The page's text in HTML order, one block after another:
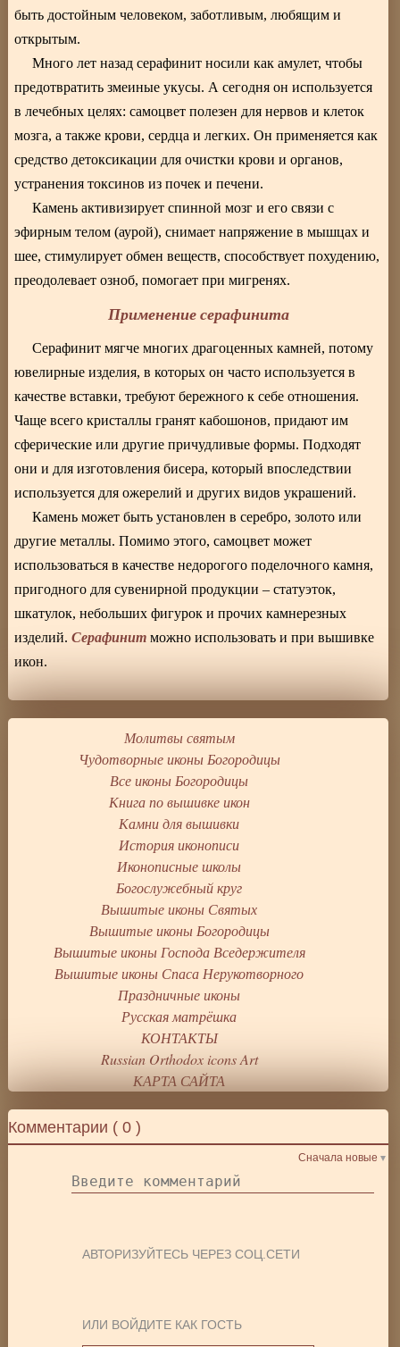
быть достойным человеком, заботливым, любящим и
открытым.
Много лет назад серафинит носили как амулет, чтобы
предотвратить змеиные укусы. А сегодня он используется
в лечебных целях: самоцвет полезен для нервов и клеток
мозга, а также крови, сердца и легких. Он применяется как
средство детоксикации для очистки крови и органов,
устранения токсинов из почек и печени.
Камень активизирует спинной мозг и его связи с
эфирным телом (аурой), снимает напряжение в мышцах и
шее, стимулирует обмен веществ, способствует похудению,
преодолевает озноб, помогает при мигренях.
Применение серафинита
Серафинит мягче многих драгоценных камней, потому
ювелирные изделия, в которых он часто используется в
качестве вставки, требуют бережного к себе отношения.
Чаще всего кристаллы гранят кабошонов, придают им
сферические или другие причудливые формы. Подходят
они и для изготовления бисера, который впоследствии
используется для ожерелий и других видов украшений.
Камень может быть установлен в серебро, золото или
другие металлы. Помимо этого, самоцвет может
использоваться в качестве недорогого поделочного камня,
пригодного для сувенирной продукции – статуэток,
шкатулок, небольших фигурок и прочих камнерезных
изделий.Серафинит можно использовать и при вышивке
икон.
Комментарии (0 )
Сначала новые
АВТОРИЗУЙТЕСЬ ЧЕРЕЗ СОЦ.СЕТИ
ИЛИ ВОЙДИТЕ КАК ГОСТЬ
Молитвы святым
Чудотворные иконы Богородицы
Все иконы Богородицы
Книга по вышивке икон
Камни для вышивки
История иконописи
Иконописные школы
Богослужебный круг
Вышитые иконы Святых
Вышитые иконы Богородицы
Вышитые иконы Господа Вседержителя
Вышитые иконы Спаса Нерукотворного
Праздничные иконы
Русская матрёшка
КОНТАКТЫ
Russian Orthodox icons Art
КАРТА САЙТА